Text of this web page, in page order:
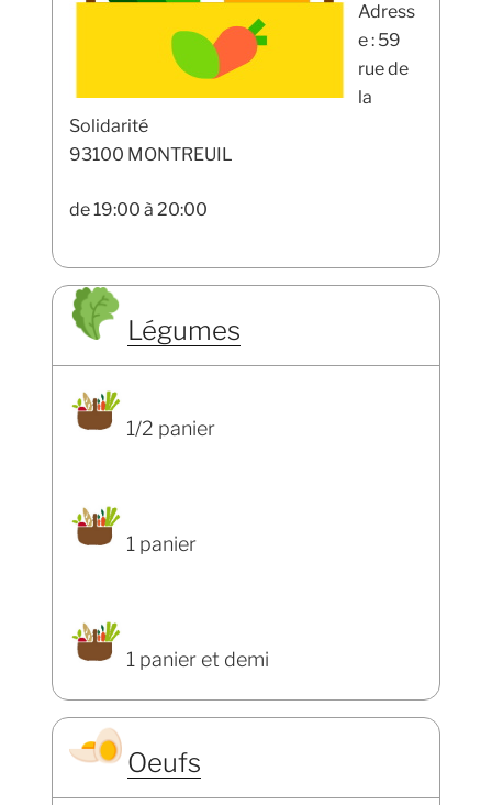
Adress
e : 59
rue de
la
Solidarité
93100 MONTREUIL
de 19:00 à 20:00
Légumes
1/2 panier
1 panier
1 panier et demi
Oeufs